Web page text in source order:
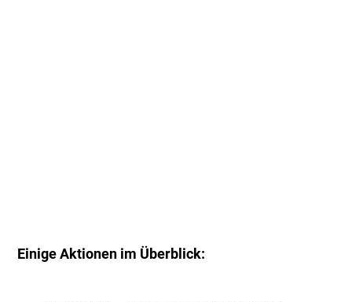
Einige Aktionen im Überblick: